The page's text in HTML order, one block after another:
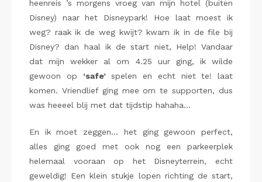
heenreis ’s morgens vroeg van mijn hotel (buiten
Disney) naar het Disneypark! Hoe laat moest ik
weg? raak ik de weg kwijt? kwam ik in de file bij
Disney? dan haal ik de start niet, Help! Vandaar
dat mijn wekker al om 4.25 uur ging, ik wilde
gewoon op ‘safe’spelen en echt niet te! laat
komen. Vriendlief ging mee om te supporten, dus
was heeeel blij met dat tijdstip hahaha…
En ik moet zeggen… het ging gewoon perfect,
alles ging goed met ook nog een parkeerplek
helemaal vooraan op het Disneyterrein, echt
geweldig! Een klein stukje lopen richting de start,